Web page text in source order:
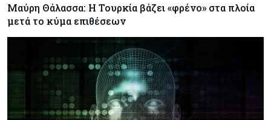
Μαύρη Θάλασσα: Η Τουρκία βάζει «φρένο» στα πλοία
μετά το κύμα επιθέσεων